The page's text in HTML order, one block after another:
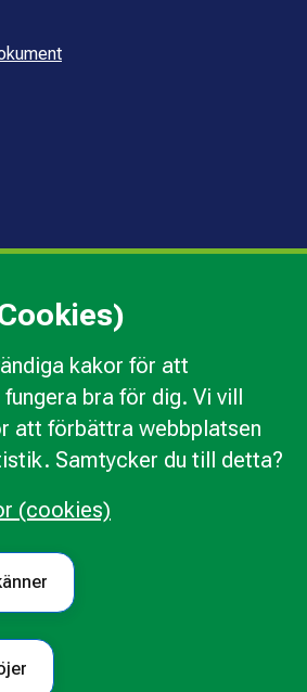
kakor för att
bra för dig. Vi vill
att förbättra webbplatsen
Samtycker du till detta?
(cookies)
skuldrådgivning